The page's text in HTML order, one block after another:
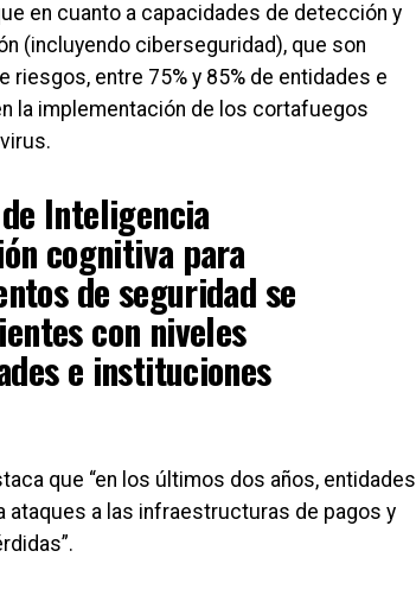
en cuanto a capacidades de detección y
(incluyendo ciberseguridad), que son
entre 75% y 85% de entidades e
la implementación de los cortafuegos
Inteligencia
cognitiva para
de seguridad se
con niveles
e instituciones
que “en los últimos dos años, entidades
a las infraestructuras de pagos y